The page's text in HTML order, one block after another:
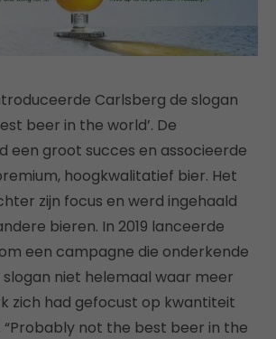
Carlsberg de slogan
beer in the world’. De
een groot succes en associeerde
hoogkwalitatief bier. Het
zijn focus en werd ingehaald
bieren. In 2019 lanceerde
een campagne die onderkende
niet helemaal waar meer
zich had gefocust op kwantiteit
not the best beer in the